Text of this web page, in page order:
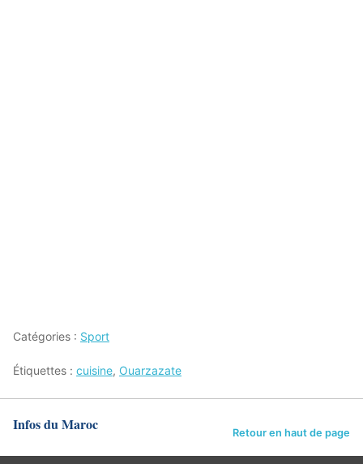
Catégories : Sport
Étiquettes : cuisine, Ouarzazate
Infos du Maroc Retour en haut de page